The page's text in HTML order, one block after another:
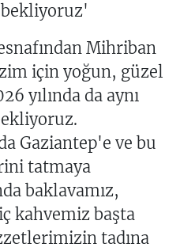
Mihriban
için yoğun, güzel
yılında da aynı
Gaziantep'e ve bu
tatmaya
baklavamız,
kahvemiz başta
tadına